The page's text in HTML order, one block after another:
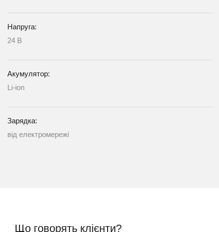
Напруга:
24 В
Акумулятор:
Li-ion
Зарядка:
від електромережі
Що говорять клієнти?